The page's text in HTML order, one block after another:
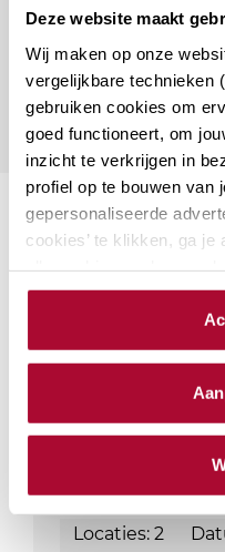
Deze website maakt
Wij maken op onze
vergelijkbare technieken
gebruiken cookies om
goed functioneert, om
inzicht te verkrijgen in
profiel op te bouwen van
gepersonaliseerde
cookies’ te klikken, ga
cookieverklaring.
We werken samen met
Naar
Suggesties
Aanmerkelijk
De kans is groot
een aanmerkelijk
van jouw
ben je natuurlijk
Locaties: 2